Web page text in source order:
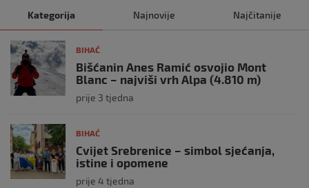
Kategorija Najnovije Najčitanije
BIHAĆ
Bišćanin Anes Ramić osvojio Mont
Blanc – najviši vrh Alpa (4.810 m)
prije 3 tjedna
BIHAĆ
Cvijet Srebrenice – simbol sjećanja,
istine i opomene
prije 4 tjedna